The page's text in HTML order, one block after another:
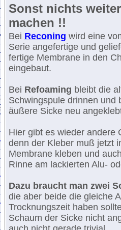
Sonst nichts
machen !!
Bei Reconing wird eine
Serie angefertige und
fertige Membrane in den
eingebaut.
Bei Refoaming bleibt die
Schwingspule drinnen und
äußere Sicke neu
Hier gibt es wieder andere
denn der Kleber muß jetzt
Membrane kleben und
Rinne am lackierten Alu-
Dazu braucht man zwei
die aber beide die gleiche
Trocknungszeit haben
Schaum der Sicke nicht